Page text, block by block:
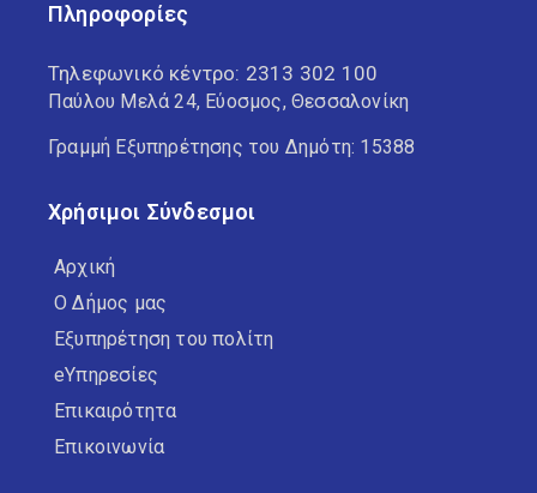
Πληροφορίες
Τηλεφωνικό κέντρο: 2313 302 100
Παύλου Μελά 24, Εύοσμος, Θεσσαλονίκη
Γραμμή Εξυπηρέτησης του Δημότη: 15388
Χρήσιμοι Σύνδεσμοι
Αρχική
Ο Δήμος μας
Εξυπηρέτηση του πολίτη
eΥπηρεσίες
Επικαιρότητα
Επικοινωνία